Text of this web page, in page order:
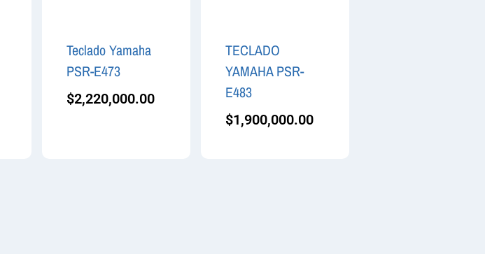
Teclado Yamaha
PSR-E473
$2,220,000.00
TECLADO
YAMAHA PSR-
E483
$1,900,000.00